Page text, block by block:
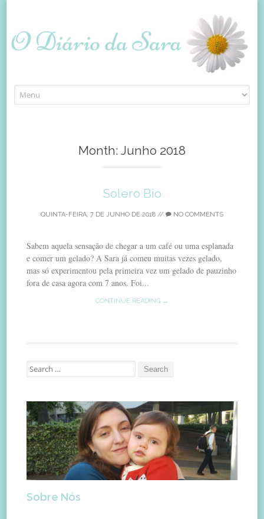
to
Month: Junho 2018
Solero Bio
QUINTA-FEIRA, 7 DE JUNHO DE 2018 // NO COMMENTS
Sabem aquela sensação de chegar a um café ou uma esplanada
e comer um gelado? A Sara já comeu muitas vezes gelado,
mas só experimentou pela primeira vez um gelado de pauzinho
fora de casa agora com 7 anos. Foi...
CONTINUE READING →
Search
for:
Sobre Nós